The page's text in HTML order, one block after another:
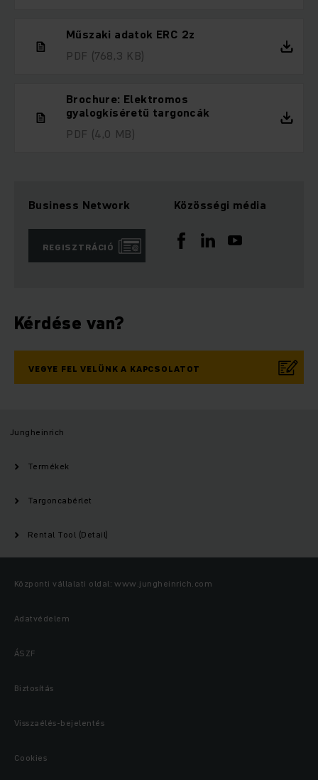
Műszaki adatok ERC 2z
PDF (768,3 KB)
Brochure: Elektromos
gyalogkíséretű targoncák
PDF (4,0 MB)
Business Network
REGISZTRÁCIÓ
Közösségi média
Kérdése van?
VEGYE FEL VELÜNK A KAPCSOLATOT
Jungheinrich
Termékek
Targoncabérlet
Rental Tool (Detail)
Központi vállalati oldal: www.jungheinrich.com
Adatvédelem
ÁSZF
Biztosítás
Visszaélés-bejelentés
Cookies